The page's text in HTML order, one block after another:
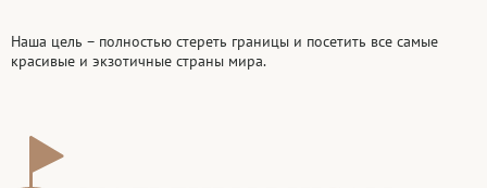
Наша цель – полностью стереть границы и посетить все самые
красивые и экзотичные страны мира.